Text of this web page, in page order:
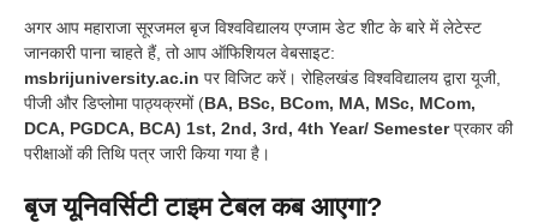
अगर आप महाराजा सूरजमल बृज विश्वविद्यालय एग्जाम डेट शीट के बारे में लेटेस्ट
जानकारी पाना चाहते हैं, तो आप ऑफिशियल वेबसाइट:
msbrijuniversity.ac.in पर विजिट करें। रोहिलखंड विश्वविद्यालय द्वारा यूजी,
पीजी और डिप्लोमा पाठ्यक्रमों (BA, BSc, BCom, MA, MSc, MCom,
DCA, PGDCA, BCA) 1st, 2nd, 3rd, 4th Year/ Semesterप्रकार की
परीक्षाओं की तिथि पत्र जारी किया गया है।
बृज यूनिवर्सिटी टाइम टेबल कब आएगा?